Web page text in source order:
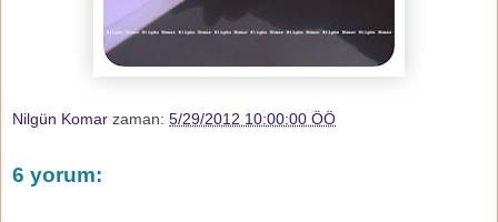
Nilgün Komar zaman: 5/29/2012 10:00:00 ÖÖ
6 yorum: